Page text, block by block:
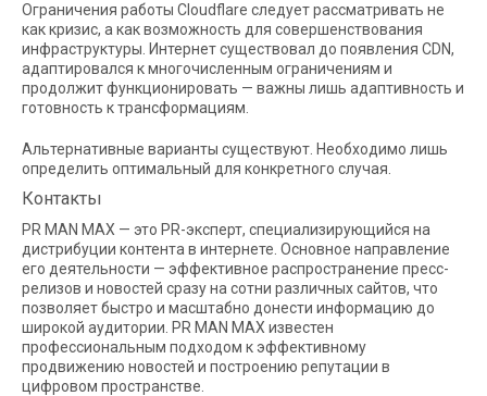
Ограничения работы Cloudflare следует рассматривать не
как кризис, а как возможность для совершенствования
инфраструктуры. Интернет существовал до появления CDN,
адаптировался к многочисленным ограничениям и
продолжит функционировать — важны лишь адаптивность и
готовность к трансформациям.
Альтернативные варианты существуют. Необходимо лишь
определить оптимальный для конкретного случая.
Контакты
PR MAN MAX — это PR-эксперт, специализирующийся на
дистрибуции контента в интернете. Основное направление
его деятельности — эффективное распространение пресс-
релизов и новостей сразу на сотни различных сайтов, что
позволяет быстро и масштабно донести информацию до
широкой аудитории. PR MAN MAX известен
профессиональным подходом к эффективному
продвижению новостей и построению репутации в
цифровом пространстве.